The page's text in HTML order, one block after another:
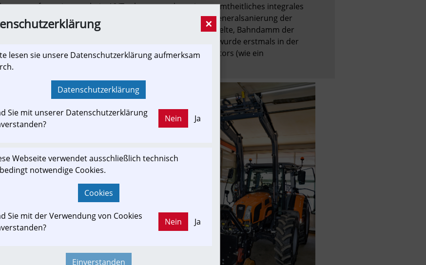
sofort, wie er es beim VVT schon getan hat, ein gesamtheitliches integrales
zu erstellen. Dabei stand immer die grundlegende Generalsanierung der
Gefahr im Verzug wurde der, seit Jahrzehnten vergammelte, Bahndamm der
verstopfte Bachdurchlässe, wieder in Stand gesetzt. Dazu wurde erstmals in der
in Form eines multifunktionsfähigen Traktors (wie ein
×
lesen sie unsere Datenschutzerklärung aufmerksam
Datenschutzerklärung
Sie mit unserer Datenschutzerklärung
Nein Ja
Webseite verwendet ausschließlich technisch
notwendige Cookies.
Cookies
Sie mit der Verwendung von Cookies
Nein Ja
Einverstanden